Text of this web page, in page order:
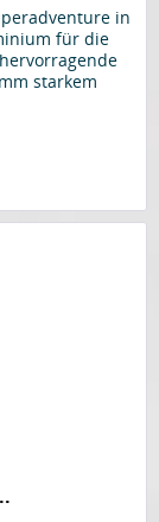
in
für die
starkem